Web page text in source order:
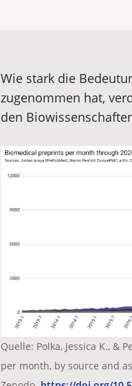
Wie stark die
zugenommen hat,
den
Quelle: Polka, Jessica K., &
per month, by source and